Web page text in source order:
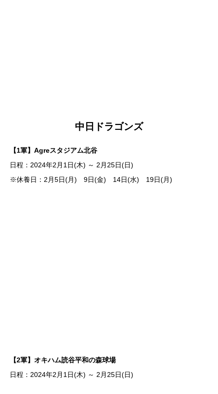
中日ドラゴンズ
【1軍】Agreスタジアム北谷
日程：2024年2月1日(木) ～ 2月25日(日)
※休養日：2月5日(月) 9日(金) 14日(水) 19日(月)
【2軍】オキハム読谷平和の森球場
日程：2024年2月1日(木) ～ 2月25日(日)